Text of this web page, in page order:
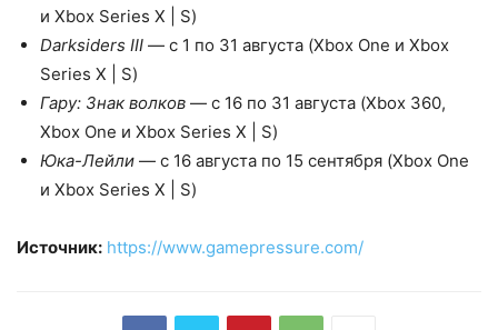
и Xbox Series X | S)
Darksiders III — с 1 по 31 августа (Xbox One и Xbox
Series X | S)
Гару: Знак волков — с 16 по 31 августа (Xbox 360,
Xbox One и Xbox Series X | S)
Юка-Лейли — с 16 августа по 15 сентября (Xbox One
и Xbox Series X | S)
Источник: https://www.gamepressure.com/